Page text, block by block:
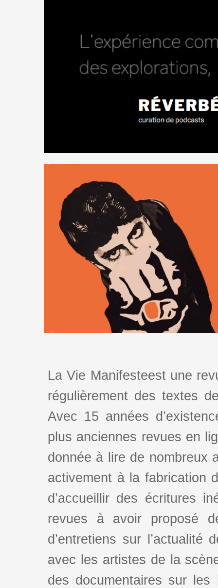
La Vie Manifesteest une
régulièrement des textes
Avec 15 années
plus anciennes revues en
donnée à lire de nombreux
activement à la fabrication
d’accueillir des écritures
revues à avoir proposé
d’entretiens sur l’actualité
avec les artistes de la
des documentaires sur